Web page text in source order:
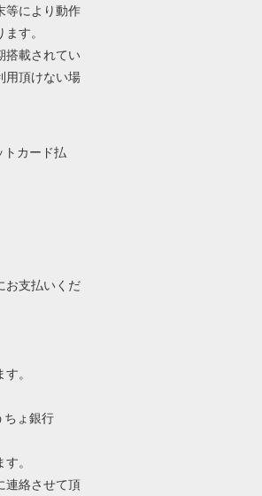
等により動作
す。
搭載されてい
用頂けない場
トカード払
お支払いくだ
。
ょ銀行
。
連絡させて頂